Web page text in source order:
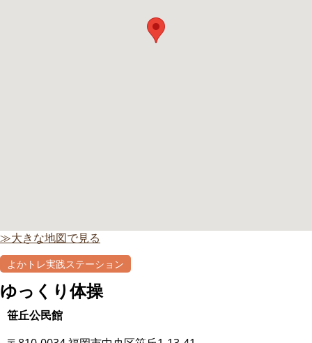
≫大きな地図で見る
よかトレ実践ステーション
ゆっくり体操
笹丘公民館